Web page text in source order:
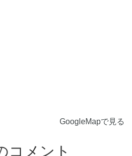
GoogleMapで見る
コメント